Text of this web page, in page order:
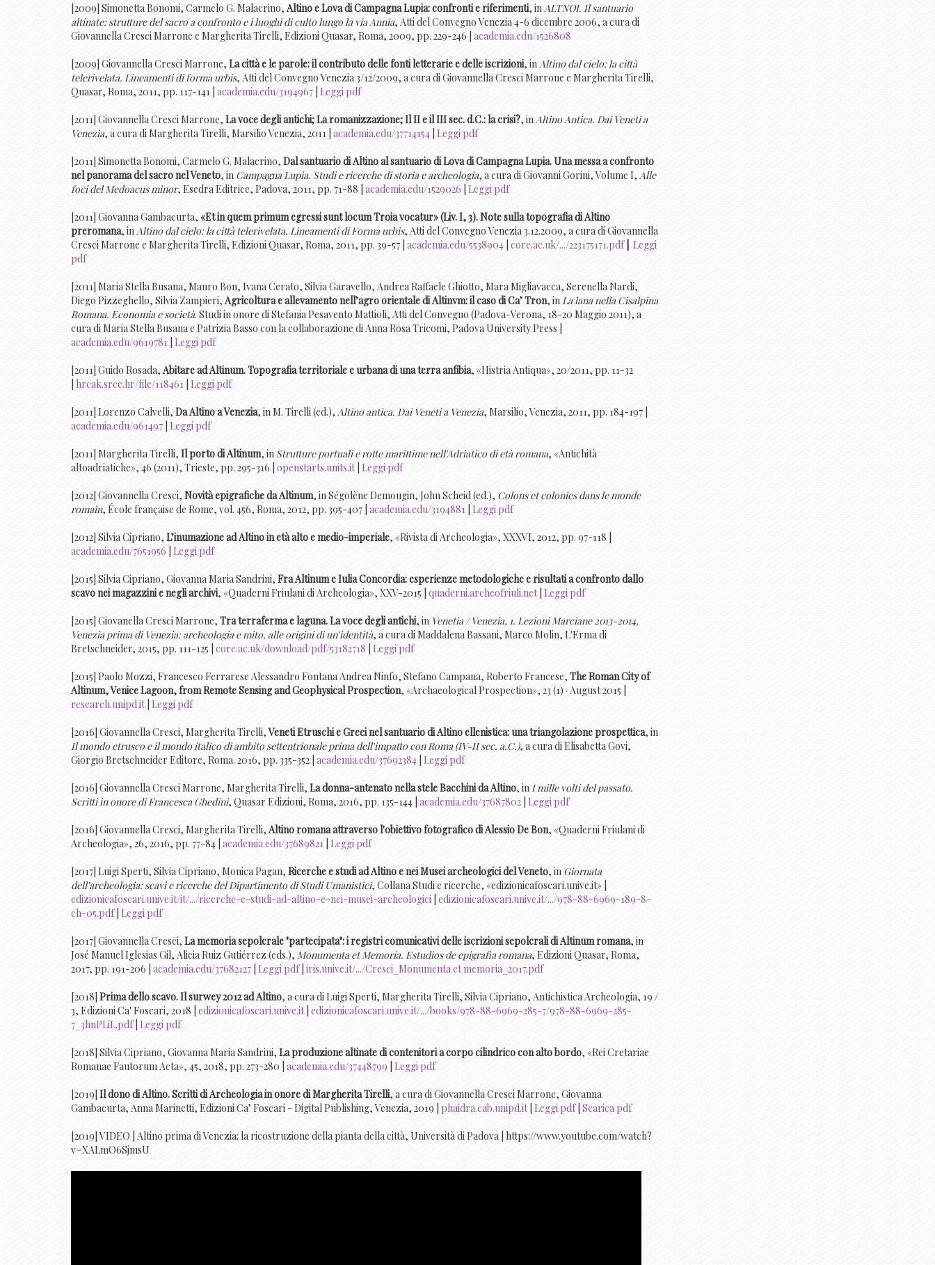
[2009] Simonetta Bonomi, Carmelo G. Malacrino, Altino e Lova di Campagna Lupia: confronti e riferimenti, in ALTNOI. Il santuario
altinate: strutture del sacro a confronto e i luoghi di culto lungo la via Annia, Atti del Convegno Venezia 4-6 dicembre 2006, a cura di
Giovannella Cresci Marrone e Margherita Tirelli, Edizioni Quasar, Roma, 2009, pp. 229-246 | academia.edu/1526808
[2009] Giovannella Cresci Marrone, La città e le parole: il contributo delle fonti letterarie e delle iscrizioni, in Altino dal cielo: la città
telerivelata. Lineamenti di forma urbis, Atti del Convegno Venezia 3/12/2009, a cura di Giovannella Cresci Marrone e Margherita Tirelli,
Quasar, Roma, 2011, pp. 117-141 | academia.edu/3194967 Leggi pdf
[2011] Giovannella Cresci Marrone, La voce degli antichi; La romanizzazione; Il II e il III sec. d.C.: la crisi?, in Altino Antica. Dai Veneti a
Venezia, a cura di Margherita Tirelli, Marsilio Venezia, 2011 | academia.edu/37714154 Leggi pdf
[2011] Simonetta Bonomi, Carmelo G. Malacrino, Dal santuario di Altino al santuario di Lova di Campagna Lupia. Una messa a confronto
nel panorama del sacro nel Veneto, in Campagna Lupia. Studi e ricerche di storia e archeologia, a cura di Giovanni Gorini, Volume I, Alle
foci del Medoacus minor, Esedra Editrice, Padova, 2011, pp. 71-88 | academia.edu/1529026 Leggi pdf
[2011] Giovanna Gambacurta, «Et in quem primum egressi sunt locum Troia vocatur» (Liv. I, 3). Note sulla topografia di Altino
preromana, in Altino dal cielo: la città telerivelata. Lineamenti di Forma urbis, Atti del Convegno Venezia 3.12.2009, a cura di Giovannella
Cresci Marrone e Margherita Tirelli, Edizioni Quasar, Roma, 2011, pp. 39-57 | academia.edu/5538904 core.ac.uk/.../223175171.pdf|
Leggi
pdf
[2011] Maria Stella Busana, Mauro Bon, Ivana Cerato, Silvia Garavello, Andrea Raffaele Ghiotto, Mara Migliavacca, Serenella Nardi,
Diego Pizzeghello, Silvia Zampieri, Agricoltura e allevamento nell’agro orientale di Altinvm: il caso di Ca’ Tron, in La lana nella Cisalpina
Romana. Economia e società. Studi in onore di Stefania Pesavento Mattioli, Atti del Convegno (Padova-Verona, 18-20 Maggio 2011), a
cura di Maria Stella Busana e Patrizia Basso con la collaborazione di Anna Rosa Tricomi, Padova University Press |
academia.edu/9619781 Leggi pdf
[2011] Guido Rosada, Abitare ad Altinum. Topografia territoriale e urbana di una terra anfibia, «Histria Antiqua», 20/2011, pp. 11-32
hrcak.srce.hr/file/118461 Leggi pdf
[2011] Lorenzo Calvelli, Da Altino a Venezia, in M. Tirelli (ed.), Altino antica. Dai Veneti a Venezia, Marsilio, Venezia, 2011, pp. 184-197 |
academia.edu/961497 Leggi pdf
[2011] Margherita Tirelli, Il porto di Altinum, in Strutture portuali e rotte marittime nell'Adriatico di età romana, «Antichità
altoadriatiche», 46 (2011), Trieste, pp. 295-316 | openstarts.units.it| Leggi pdf
[2012] Giovannella Cresci, Novità epigrafiche da Altinum, in Ségolène Demougin, John Scheid (ed.), Colons et colonies dans le monde
romain, École française de Rome, vol. 456, Roma, 2012, pp. 395-407 | academia.edu/3194881 Leggi pdf
[2012] Silvia Cipriano, L’inumazione ad Altino in età alto e medio-imperiale, «Rivista di Archeologia», XXXVI, 2012, pp. 97-118 |
academia.edu/7651956 Leggi pdf
[2015] Silvia Cipriano, Giovanna Maria Sandrini, Fra Altinum e Iulia Concordia: esperienze metodologiche e risultati a confronto dallo
scavo nei magazzini e negli archivi, «Quaderni Friulani di Archeologia», XXV-2015 | quaderni.archeofriuli.net| Leggi pdf
[2015] Giovanella Cresci Marrone, Tra terraferma e laguna. La voce degli antichi, in Venetia / Venezia, 1. Lezioni Marciane 2013-2014,
Venezia prima di Venezia: archeologia e mito, alle origini di un'identità, a cura di Maddalena Bassani, Marco Molin, L'Erma di
Bretschneider, 2015, pp. 111-125 | core.ac.uk/download/pdf/53182718 Leggi pdf
[2015] Paolo Mozzi, Francesco Ferrarese Alessandro Fontana Andrea Ninfo, Stefano Campana, Roberto Francese, The Roman City of
Altinum, Venice Lagoon, from Remote Sensing and Geophysical Prospection, «Archaeological Prospection», 23 (1) · August 2015 |
research.unipd.it| Leggi pdf
[2016] Giovannella Cresci, Margherita Tirelli,Veneti Etruschi e Greci nel santuario di Altino ellenistica: una triangolazione prospettica, in
Il mondo etrusco e il mondo italico di ambito settentrionale prima dell'impatto con Roma (IV-II sec. a.C.), a cura di Elisabetta Govi,
Giorgio Bretschneider Editore, Roma. 2016, pp. 335-352 | academia.edu/37692384 Leggi pdf
[2016] Giovannella Cresci Marrone, Margherita Tirelli, La donna-antenato nella stele Bacchini da Altino, in I mille volti del passato.
Scritti in onore di Francesca Ghedini, Quasar Edizioni, Roma, 2016, pp. 135-144 | academia.edu/37687802 Leggi pdf
[2016] Giovannella Cresci, Margherita Tirelli, Altino romana attraverso l'obiettivo fotografico di Alessio De Bon, «Quaderni Friulani di
Archeologia», 26, 2016, pp. 77-84 | academia.edu/37689821 Leggi pdf
[2017] Luigi Sperti, Silvia Cipriano, Monica Pagan, Ricerche e studi ad Altino e nei Musei archeologici del Veneto, in Giornata
dell’archeologia: scavi e ricerche del Dipartimento di Studi Umanistici, Collana Studi e ricerche, «edizionicafoscari.unive.it» |
edizionicafoscari.unive.it/it/.../ricerche-e-studi-ad-altino-e-nei-musei-archeologici edizionicafoscari.unive.it/.../978-88-6969-189-8-
ch-05.pdf| Leggi pdf
[2017] Giovannella Cresci, La memoria sepolcrale "partecipata": i registri comunicativi delle iscrizioni sepolcrali di Altinum romana, in
José Manuel Iglesias Gil, Alicia Ruiz Gutiérrez (eds.), Monumenta et Memoria. Estudios de epigrafìa romana, Edizioni Quasar, Roma,
2017, pp. 191-206 | academia.edu/37682127 Leggi pdf| iris.unive.it/.../Cresci_Monumenta et memoria_2017.pdf
[2018]Prima dello scavo. Il surwey 2012 ad Altino, a cura di Luigi Sperti, Margherita Tirelli, Silvia Cipriano, Antichistica Archeologia, 19 /
3, Edizioni Ca' Foscari, 2018 | edizionicafoscari.unive.it| edizionicafoscari.unive.it/.../books/978-88-6969-285-7/978-88-6969-285-
7_3hnPLiL.pdf| Leggi pdf
[2018] Silvia Cipriano, Giovanna Maria Sandrini, La produzione altinate di contenitori a corpo cilindrico con alto bordo, «Rei Cretariae
Romanae Fautorum Acta», 45, 2018, pp. 273-280 | academia.edu/37448799 Leggi pdf
[2019]Il dono di Altino. Scritti di Archeologia in onore di Margherita Tirelli, a cura di Giovannella Cresci Marrone, Giovanna
Gambacurta, Anna Marinetti, Edizioni Ca’ Foscari - Digital Publishing, Venezia, 2019 | phaidra.cab.unipd.it| Leggi pdf| Scarica pdf
[2019] VIDEO | Altino prima di Venezia: la ricostruzione della pianta della città, Università di Padova | https://www.youtube.com/watch?
v=XALmO6SjmsU